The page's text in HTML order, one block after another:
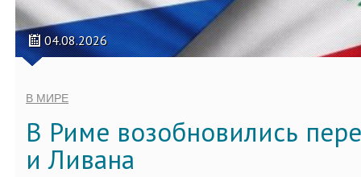
04.08.2026
В МИРЕ
В Риме возобновились
и Ливана